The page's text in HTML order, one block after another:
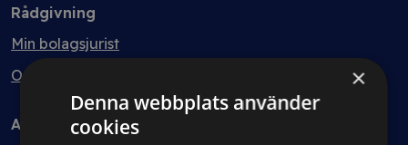
Rådgivning
Min bolagsjurist
Ombud
Avtal
×
Denna webbplats använder
cookies